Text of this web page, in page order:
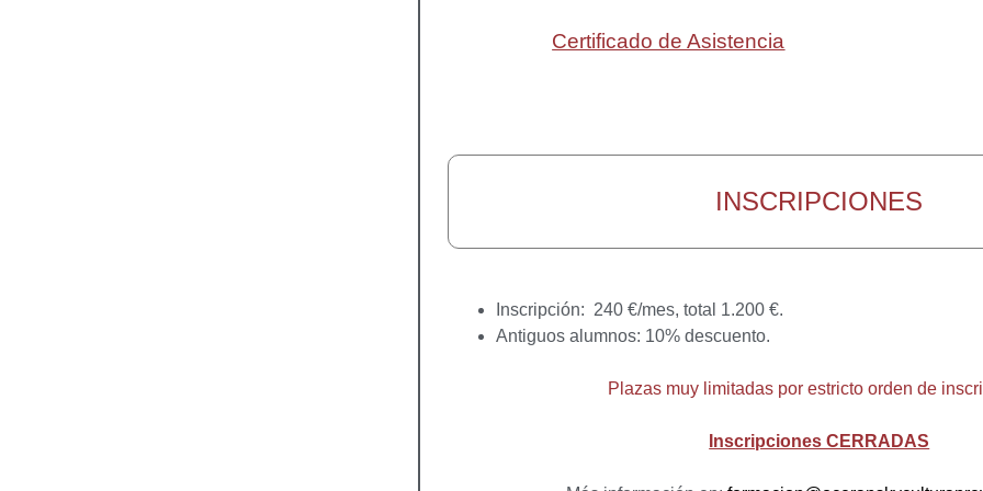
Certificado de Asistencia
INSCRIPCIONES
Inscripción: 240 €/mes, total 1.200 €.
Antiguos alumnos: 10% descuento.
Plazas muy limitadas por estricto orden de
Inscripciones CERRADAS